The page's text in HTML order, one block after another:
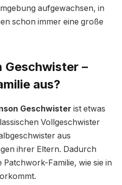
aufgewachsen, in
schon immer eine große
Geschwister –
aus?
Geschwister ist etwas
Vollgeschwister
aus
ihrer Eltern. Dadurch
Familie, wie sie in